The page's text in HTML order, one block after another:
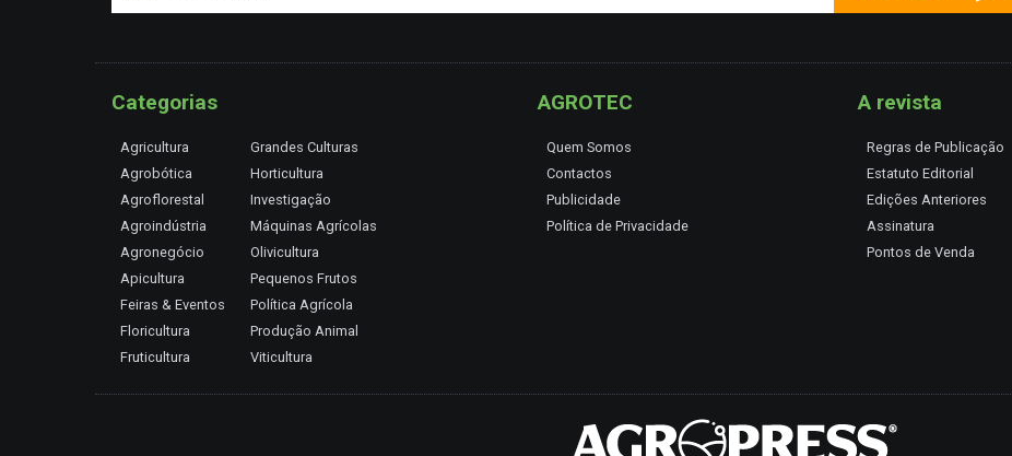
Categorias
Agricultura
Agrobótica
Agroflorestal
Agroindústria
Agronegócio
Apicultura
Feiras & Eventos
Floricultura
Fruticultura
Grandes Culturas
Horticultura
Investigação
Máquinas Agrícolas
Olivicultura
Pequenos Frutos
Política Agrícola
Produção Animal
Viticultura
AGROTEC
Quem Somos
Contactos
Publicidade
Política de Privacidade
A revista
Regras de Publicação
Estatuto Editorial
Edições Anteriores
Assinatura
Pontos de Venda